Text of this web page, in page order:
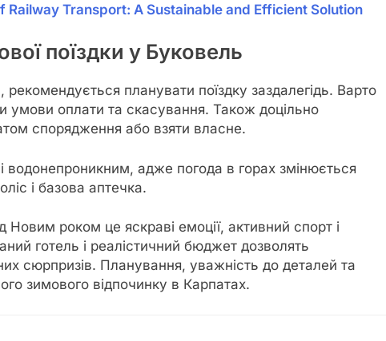
Railway Transport: A Sustainable and Efficient Solution
поїздки у Буковель
планувати поїздку заздалегідь. Варто
оплати та скасування. Також доцільно
спорядження або взяти власне.
адже погода в горах змінюється
і базова аптечка.
роком це яскраві емоції, активний спорт і
готель і реалістичний бюджет дозволять
сюрпризів. Планування, уважність до деталей та
зимового відпочинку в Карпатах.